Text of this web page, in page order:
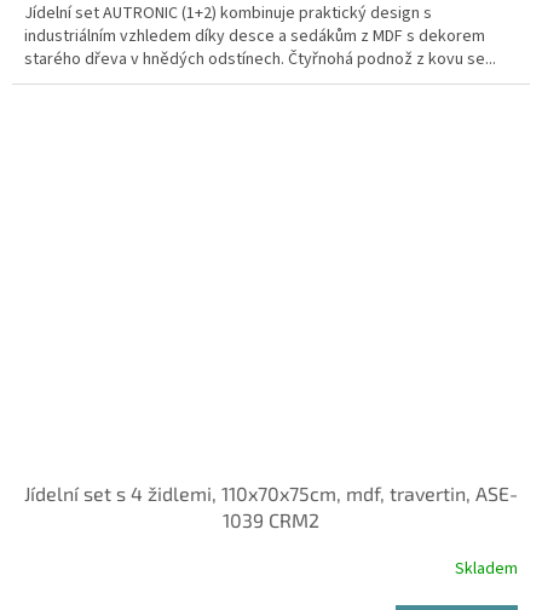
Jídelní set AUTRONIC (1+2) kombinuje praktický design s
industriálním vzhledem díky desce a sedákům z MDF s dekorem
starého dřeva v hnědých odstínech. Čtyřnohá podnož z kovu se...
Jídelní set s 4 židlemi, 110x70x75cm, mdf, travertin, ASE-
1039 CRM2
Skladem